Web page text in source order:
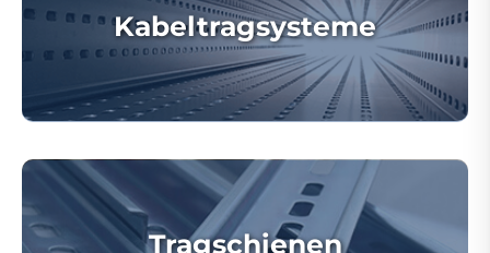
Kabeltragsysteme
Tragschienen